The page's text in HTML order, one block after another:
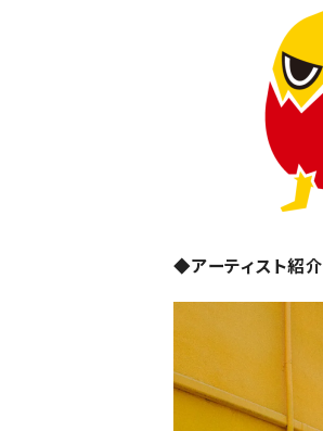
◆アーティスト紹介